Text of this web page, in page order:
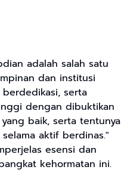
adalah salah satu
dan institusi
serta
dengan dibuktikan
baik, serta tentunya
aktif berdinas."
esensi dan
kehormatan ini.